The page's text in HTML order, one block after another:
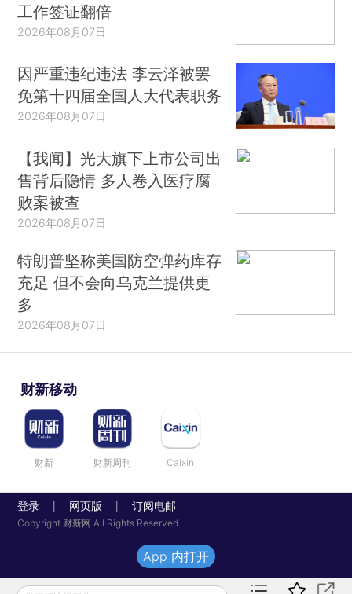
工作签证翻倍
2026年08月07日
因严重违纪违法 李云泽被罢
免第十四届全国人大代表职务
2026年08月07日
【我闻】光大旗下上市公司出
售背后隐情 多人卷入医疗腐
败案被查
2026年08月07日
特朗普坚称美国防空弹药库存
充足 但不会向乌克兰提供更
多
2026年08月07日
财新移动
财新 财新周刊 Caixin
登录 网页版 订阅电邮
Copyright 财新网 All Rights Reserved
App 内打开